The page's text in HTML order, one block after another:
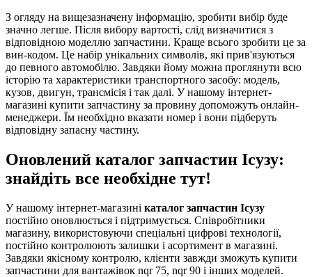
З огляду на вищезазначену інформацію, зробити вибір буде
значно легше. Після вибору вартості, слід визначитися з
відповідною моделлю запчастини. Краще всього зробити це за
вин-кодом. Це набір унікальних символів, які прив'язуються
до певного автомобілю. Завдяки йому можна проглянути всю
історію та характеристики транспортного засобу: модель,
кузов, двигун, трансмісія і так далі. У нашому інтернет-
магазині купити запчастину за провину допоможуть онлайн-
менеджери. Їм необхідно вказати номер і вони підберуть
відповідну запасну частину.
Оновлений каталог запчастин Ісузу:
знайдіть все необхідне тут!
У нашому інтернет-магазині каталог запчастин Ісузу
постійно оновлюється і підтримується. Співробітники
магазину, використовуючи спеціальні цифрові технології,
постійно контролюють залишки і асортимент в магазині.
Завдяки якісному контролю, клієнти завжди зможуть купити
запчастини для вантажівок nqr 75, nqr 90 і інших моделей.